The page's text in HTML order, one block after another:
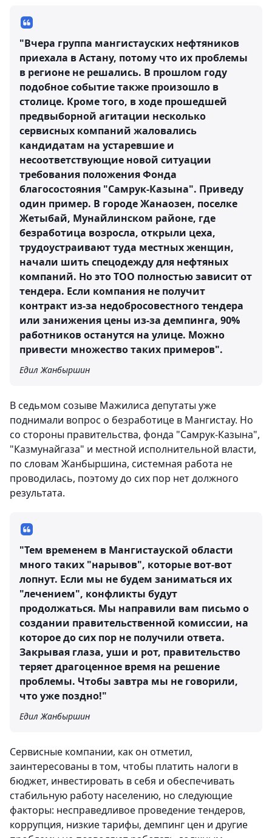
"Вчера группа мангистауских нефтяников
приехала в Астану, потому что их проблемы
в регионе не решались. В прошлом году
подобное событие также произошло в
столице. Кроме того, в ходе прошедшей
предвыборной агитации несколько
сервисных компаний жаловались
кандидатам на устаревшие и
несоответствующие новой ситуации
требования положения Фонда
благосостояния "Самрук-Казына". Приведу
один пример. В городе Жанаозен, поселке
Жетыбай, Мунайлинском районе, где
безработица возросла, открыли цеха,
трудоустраивают туда местных женщин,
начали шить спецодежду для нефтяных
компаний. Но это ТОО полностью зависит от
тендера. Если компания не получит
контракт из-за недобросовестного тендера
или занижения цены из-за демпинга, 90%
работников останутся на улице. Можно
привести множество таких примеров".
Едил Жанбыршин
В седьмом созыве Мажилиса депутаты уже
поднимали вопрос о безработице в Мангистау. Но
со стороны правительства, фонда "Самрук-Казына",
"Казмунайгаза" и местной исполнительной власти,
по словам Жанбыршина, системная работа не
проводилась, поэтому до сих пор нет должного
результата.
"Тем временем в Мангистауской области
много таких "нарывов", которые вот-вот
лопнут. Если мы не будем заниматься их
"лечением", конфликты будут
продолжаться. Мы направили вам письмо о
создании правительственной комиссии, на
которое до сих пор не получили ответа.
Закрывая глаза, уши и рот, правительство
теряет драгоценное время на решение
проблемы. Чтобы завтра мы не говорили,
что уже поздно!"
Едил Жанбыршин
Сервисные компании, как он отметил,
заинтересованы в том, чтобы платить налоги в
бюджет, инвестировать в себя и обеспечивать
стабильную работу населению, но следующие
факторы: несправедливое проведение тендеров,
коррупция, низкие тарифы, демпинг цен и другие